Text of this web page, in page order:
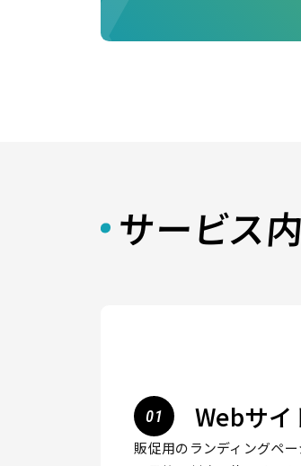
サービス
Webサイ
販促用のランディングペ